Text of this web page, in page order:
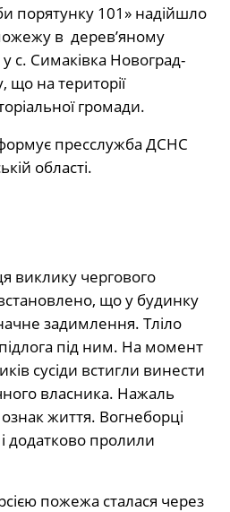
порятунку 101» надійшло
в дерев’яному
с. Симаківка Новоград-
що на території
громади.
пресслужба ДСНС
області.
виклику чергового
що у будинку
задимлення. Тліло
під ним. На момент
сусіди встигли винести
власника. Нажаль
життя. Вогнеборці
і додатково пролили
пожежа сталася через